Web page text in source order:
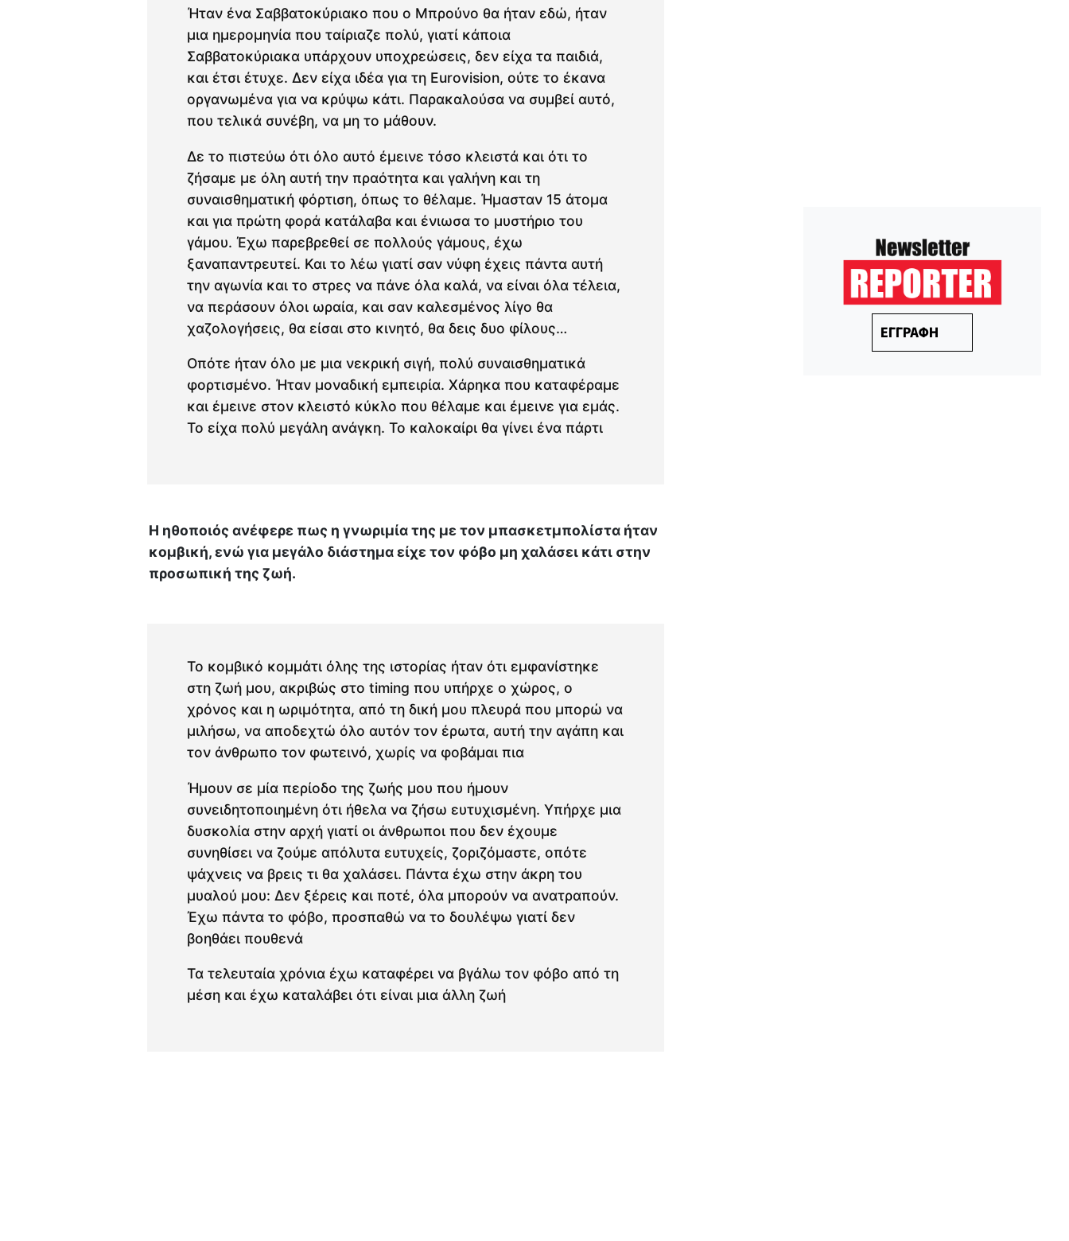
Ήταν ένα Σαββατοκύριακο που ο Μπρούνο θα ήταν εδώ, ήταν
μια ημερομηνία που ταίριαζε πολύ, γιατί κάποια
Σαββατοκύριακα υπάρχουν υποχρεώσεις, δεν είχα τα παιδιά,
και έτσι έτυχε. Δεν είχα ιδέα για τη Eurovision, ούτε το έκανα
οργανωμένα για να κρύψω κάτι. Παρακαλούσα να συμβεί αυτό,
που τελικά συνέβη, να μη το μάθουν.
Δε το πιστεύω ότι όλο αυτό έμεινε τόσο κλειστά και ότι το
ζήσαμε με όλη αυτή την πραότητα και γαλήνη και τη
συναισθηματική φόρτιση, όπως το θέλαμε. Ήμασταν 15 άτομα
και για πρώτη φορά κατάλαβα και ένιωσα το μυστήριο του
γάμου. Έχω παρεβρεθεί σε πολλούς γάμους, έχω
ξαναπαντρευτεί. Και το λέω γιατί σαν νύφη έχεις πάντα αυτή
την αγωνία και το στρες να πάνε όλα καλά, να είναι όλα τέλεια,
να περάσουν όλοι ωραία, και σαν καλεσμένος λίγο θα
χαζολογήσεις, θα είσαι στο κινητό, θα δεις δυο φίλους…
Οπότε ήταν όλο με μια νεκρική σιγή, πολύ συναισθηματικά
φορτισμένο. Ήταν μοναδική εμπειρία. Χάρηκα που καταφέραμε
και έμεινε στον κλειστό κύκλο που θέλαμε και έμεινε για εμάς.
Το είχα πολύ μεγάλη ανάγκη. Το καλοκαίρι θα γίνει ένα πάρτι
Η ηθοποιός ανέφερε πως η γνωριμία της με τον μπασκετμπολίστα ήταν
κομβική, ενώ για μεγάλο διάστημα είχε τον φόβο μη χαλάσει κάτι στην
προσωπική της ζωή.
Το κομβικό κομμάτι όλης της ιστορίας ήταν ότι εμφανίστηκε
στη ζωή μου, ακριβώς στο timing που υπήρχε ο χώρος, ο
χρόνος και η ωριμότητα, από τη δική μου πλευρά που μπορώ να
μιλήσω, να αποδεχτώ όλο αυτόν τον έρωτα, αυτή την αγάπη και
τον άνθρωπο τον φωτεινό, χωρίς να φοβάμαι πια
Ήμουν σε μία περίοδο της ζωής μου που ήμουν
συνειδητοποιημένη ότι ήθελα να ζήσω ευτυχισμένη. Υπήρχε μια
δυσκολία στην αρχή γιατί οι άνθρωποι που δεν έχουμε
συνηθίσει να ζούμε απόλυτα ευτυχείς, ζοριζόμαστε, οπότε
ψάχνεις να βρεις τι θα χαλάσει. Πάντα έχω στην άκρη του
μυαλού μου: Δεν ξέρεις και ποτέ, όλα μπορούν να ανατραπούν.
Έχω πάντα το φόβο, προσπαθώ να το δουλέψω γιατί δεν
βοηθάει πουθενά
Τα τελευταία χρόνια έχω καταφέρει να βγάλω τον φόβο από τη
μέση και έχω καταλάβει ότι είναι μια άλλη ζωή
ΕΓΓΡΑΦΗ